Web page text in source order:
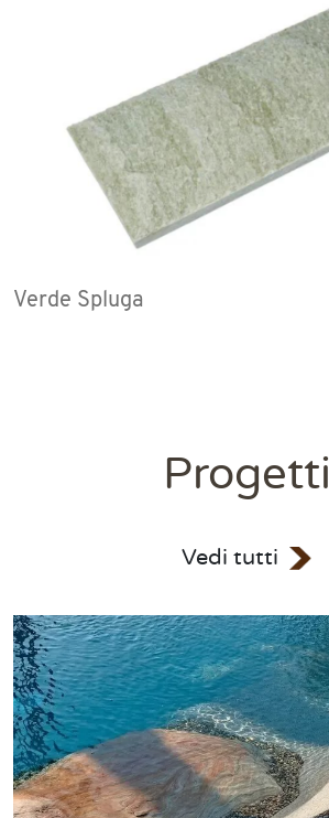
Verde Spluga
Progetti
Vedi tutti